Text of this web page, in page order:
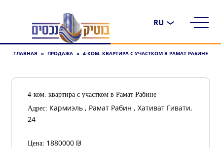
Выбрать
ГЛАВНАЯ » ПРОДАЖА » 4-КОМ. КВАРТИРА С УЧАСТКОМ В РАМАТ РАБИНЕ
4-ком. квартира с участком в Рамат Рабине
Адрес: Кармиэль , Рамат Рабин , Хативат Гивати,
24
Цена: 1880000 ₪